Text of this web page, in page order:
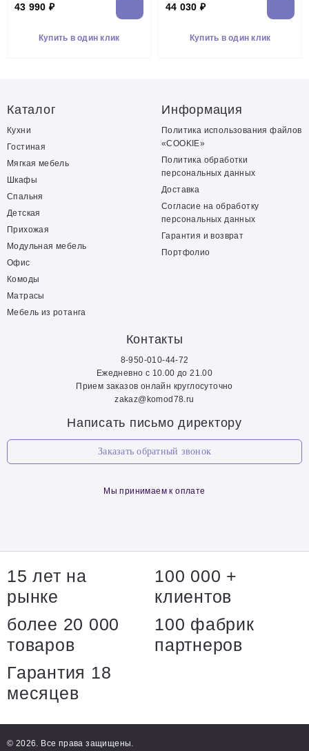
43 990 ₽
Купить в один клик
44 030 ₽
Купить в один клик
Каталог
Кухни
Гостиная
Мягкая мебель
Шкафы
Спальня
Детская
Прихожая
Модульная мебель
Офис
Комоды
Матрасы
Мебель из ротанга
Информация
Политика использования файлов
«COOKIE»
Политика обработки
персональных данных
Доставка
Согласие на обработку
персональных данных
Гарантия и возврат
Портфолио
Контакты
8-950-010-44-72
Ежедневно с 10.00 до 21.00
Прием заказов онлайн круглосуточно
zakaz@komod78.ru
Написать письмо директору
Заказать обратный звонок
Мы принимаем к оплате
15 лет на
рынке
100 000 +
клиентов
более 20 000
товаров
100 фабрик
партнеров
Гарантия 18
месяцев
© 2026. Все права защищены.